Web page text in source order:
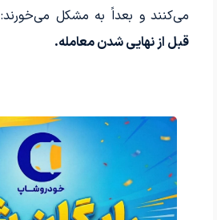
می‌کنند و بعداً به مشکل می‌خورند:
قبل از نهایی شدن معامله.